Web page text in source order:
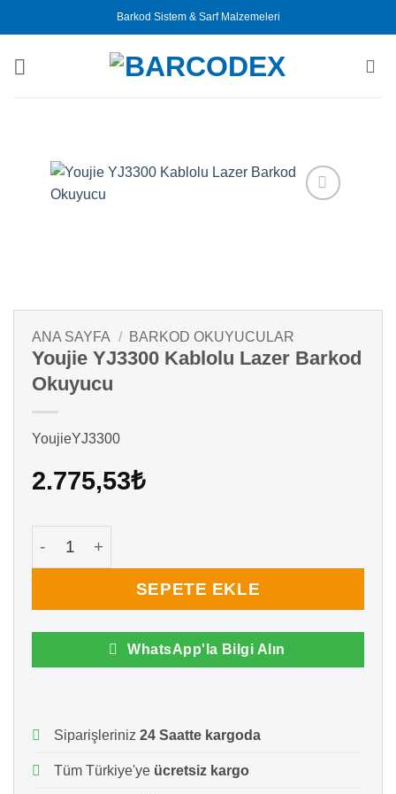
atla
Barkod Sistem & Sarf Malzemeleri
ANA SAYFA / BARKOD OKUYUCULAR
Youjie YJ3300 Kablolu Lazer Barkod
Okuyucu
YoujieYJ3300
2.775,53₺
Youjie YJ3300 Kablolu Lazer Barkod Okuyucu adet
SEPETE EKLE
WhatsApp'la Bilgi Alın
Siparişleriniz 24 Saatte kargoda
Tüm Türkiye'ye ücretsiz kargo